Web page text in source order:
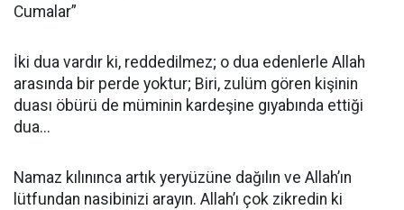
Cumalar”
İki dua vardır ki, reddedilmez; o dua edenlerle Allah
arasında bir perde yoktur; Biri, zulüm gören kişinin
duası öbürü de müminin kardeşine gıyabında ettiği
dua...
Namaz kılınınca artık yeryüzüne dağılın ve Allah’ın
lütfundan nasibinizi arayın. Allah’ı çok zikredin ki